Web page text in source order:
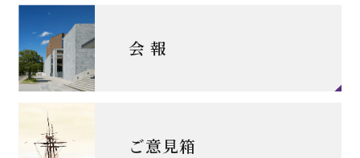
会 報
ご意見箱